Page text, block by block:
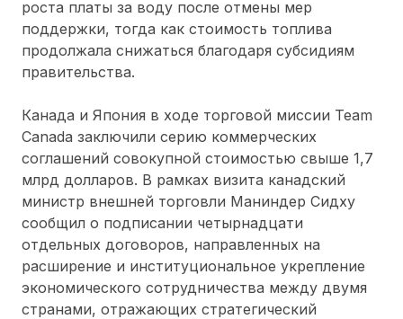
роста платы за воду после отмены мер
поддержки, тогда как стоимость топлива
продолжала снижаться благодаря субсидиям
правительства.
Канада и Япония в ходе торговой миссии Team
Canada заключили серию коммерческих
соглашений совокупной стоимостью свыше 1,7
млрд долларов. В рамках визита канадский
министр внешней торговли Маниндер Сидху
сообщил о подписании четырнадцати
отдельных договоров, направленных на
расширение и институциональное укрепление
экономического сотрудничества между двумя
странами, отражающих стратегический